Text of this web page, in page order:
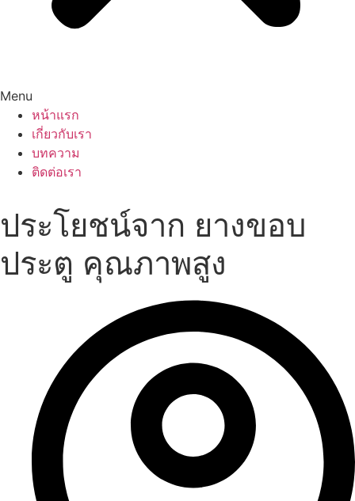
Menu
หน้าแรก
เกี่ยวกับเรา
บทความ
ติดต่อเรา
ประโยชน์จาก ยางขอบ
ประตู คุณภาพสูง